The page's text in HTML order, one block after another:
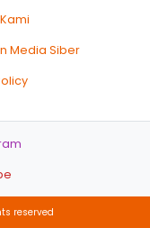
Media Siber
reserved